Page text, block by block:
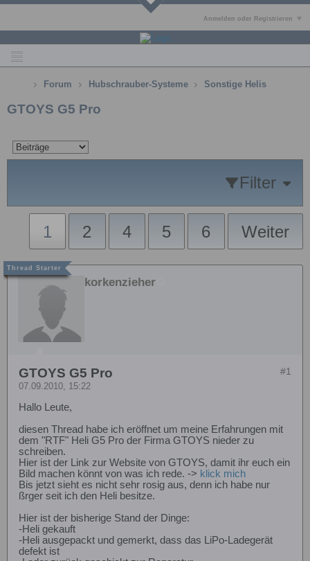
Anmelden oder Registrieren
Forum Hubschrauber-Systeme Sonstige Helis
GTOYS G5 Pro
Filter
1 2 4 5 6 Weiter
korkenzieher
#1
GTOYS G5 Pro
07.09.2010, 15:22
Hallo Leute,
diesen Thread habe ich eröffnet um meine Erfahrungen mit
dem "RTF" Heli G5 Pro der Firma GTOYS nieder zu
schreiben.
Hier ist der Link zur Website von GTOYS, damit ihr euch ein
Bild machen könnt von was ich rede. -> klick mich
Bis jetzt sieht es nicht sehr rosig aus, denn ich habe nur
ßrger seit ich den Heli besitze.
Hier ist der bisherige Stand der Dinge:
-Heli gekauft
-Heli ausgepackt und gemerkt, dass das LiPo-Ladegerät
defekt ist